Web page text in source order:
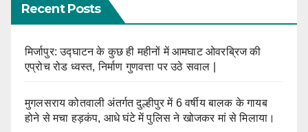
Recent Posts
मिर्जापुर: उद्घाटन के कुछ ही महीनों में आमघाट ओवरब्रिज की
एप्रोच रोड ध्वस्त, निर्माण गुणवत्ता पर उठे सवाल |
मुगलसराय कोतवाली अंतर्गत दुल्हीपुर में 6 वर्षीय बालक के गायब
होने से मचा हड़कंप, आधे घंटे में पुलिस ने खोजकर मां से मिलाया।